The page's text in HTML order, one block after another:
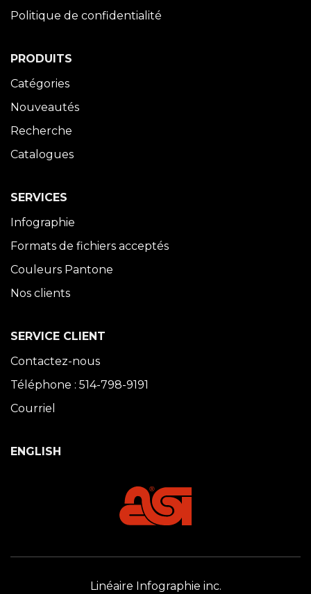
Politique de confidentialité
PRODUITS
Catégories
Nouveautés
Recherche
Catalogues
SERVICES
Infographie
Formats de fichiers acceptés
Couleurs Pantone
Nos clients
SERVICE CLIENT
Contactez-nous
Téléphone : 514-798-9191
Courriel
ENGLISH
Linéaire Infographie inc.